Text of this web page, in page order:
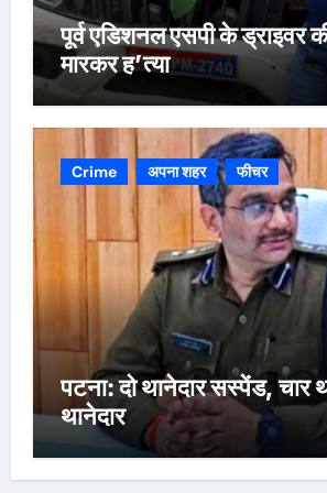
पूर्व एडिशनल एसपी के ड्राइवर
मारकर ह’त्या
Crime अपना शहर फीचर
पटना: दो थानेदार सस्पेंड, चार
थानेदार